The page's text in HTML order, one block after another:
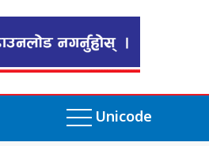
Unicode